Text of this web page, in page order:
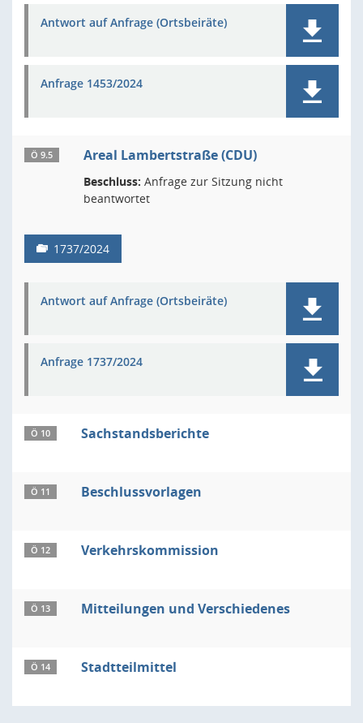
Antwort auf Anfrage (Ortsbeiräte)
Anfrage 1453/2024
Ö 9.5 Areal Lambertstraße (CDU)
Beschluss: Anfrage zur Sitzung nicht
beantwortet
1737/2024
Antwort auf Anfrage (Ortsbeiräte)
Anfrage 1737/2024
Ö 10 Sachstandsberichte
Ö 11 Beschlussvorlagen
Ö 12 Verkehrskommission
Ö 13 Mitteilungen und Verschiedenes
Ö 14 Stadtteilmittel